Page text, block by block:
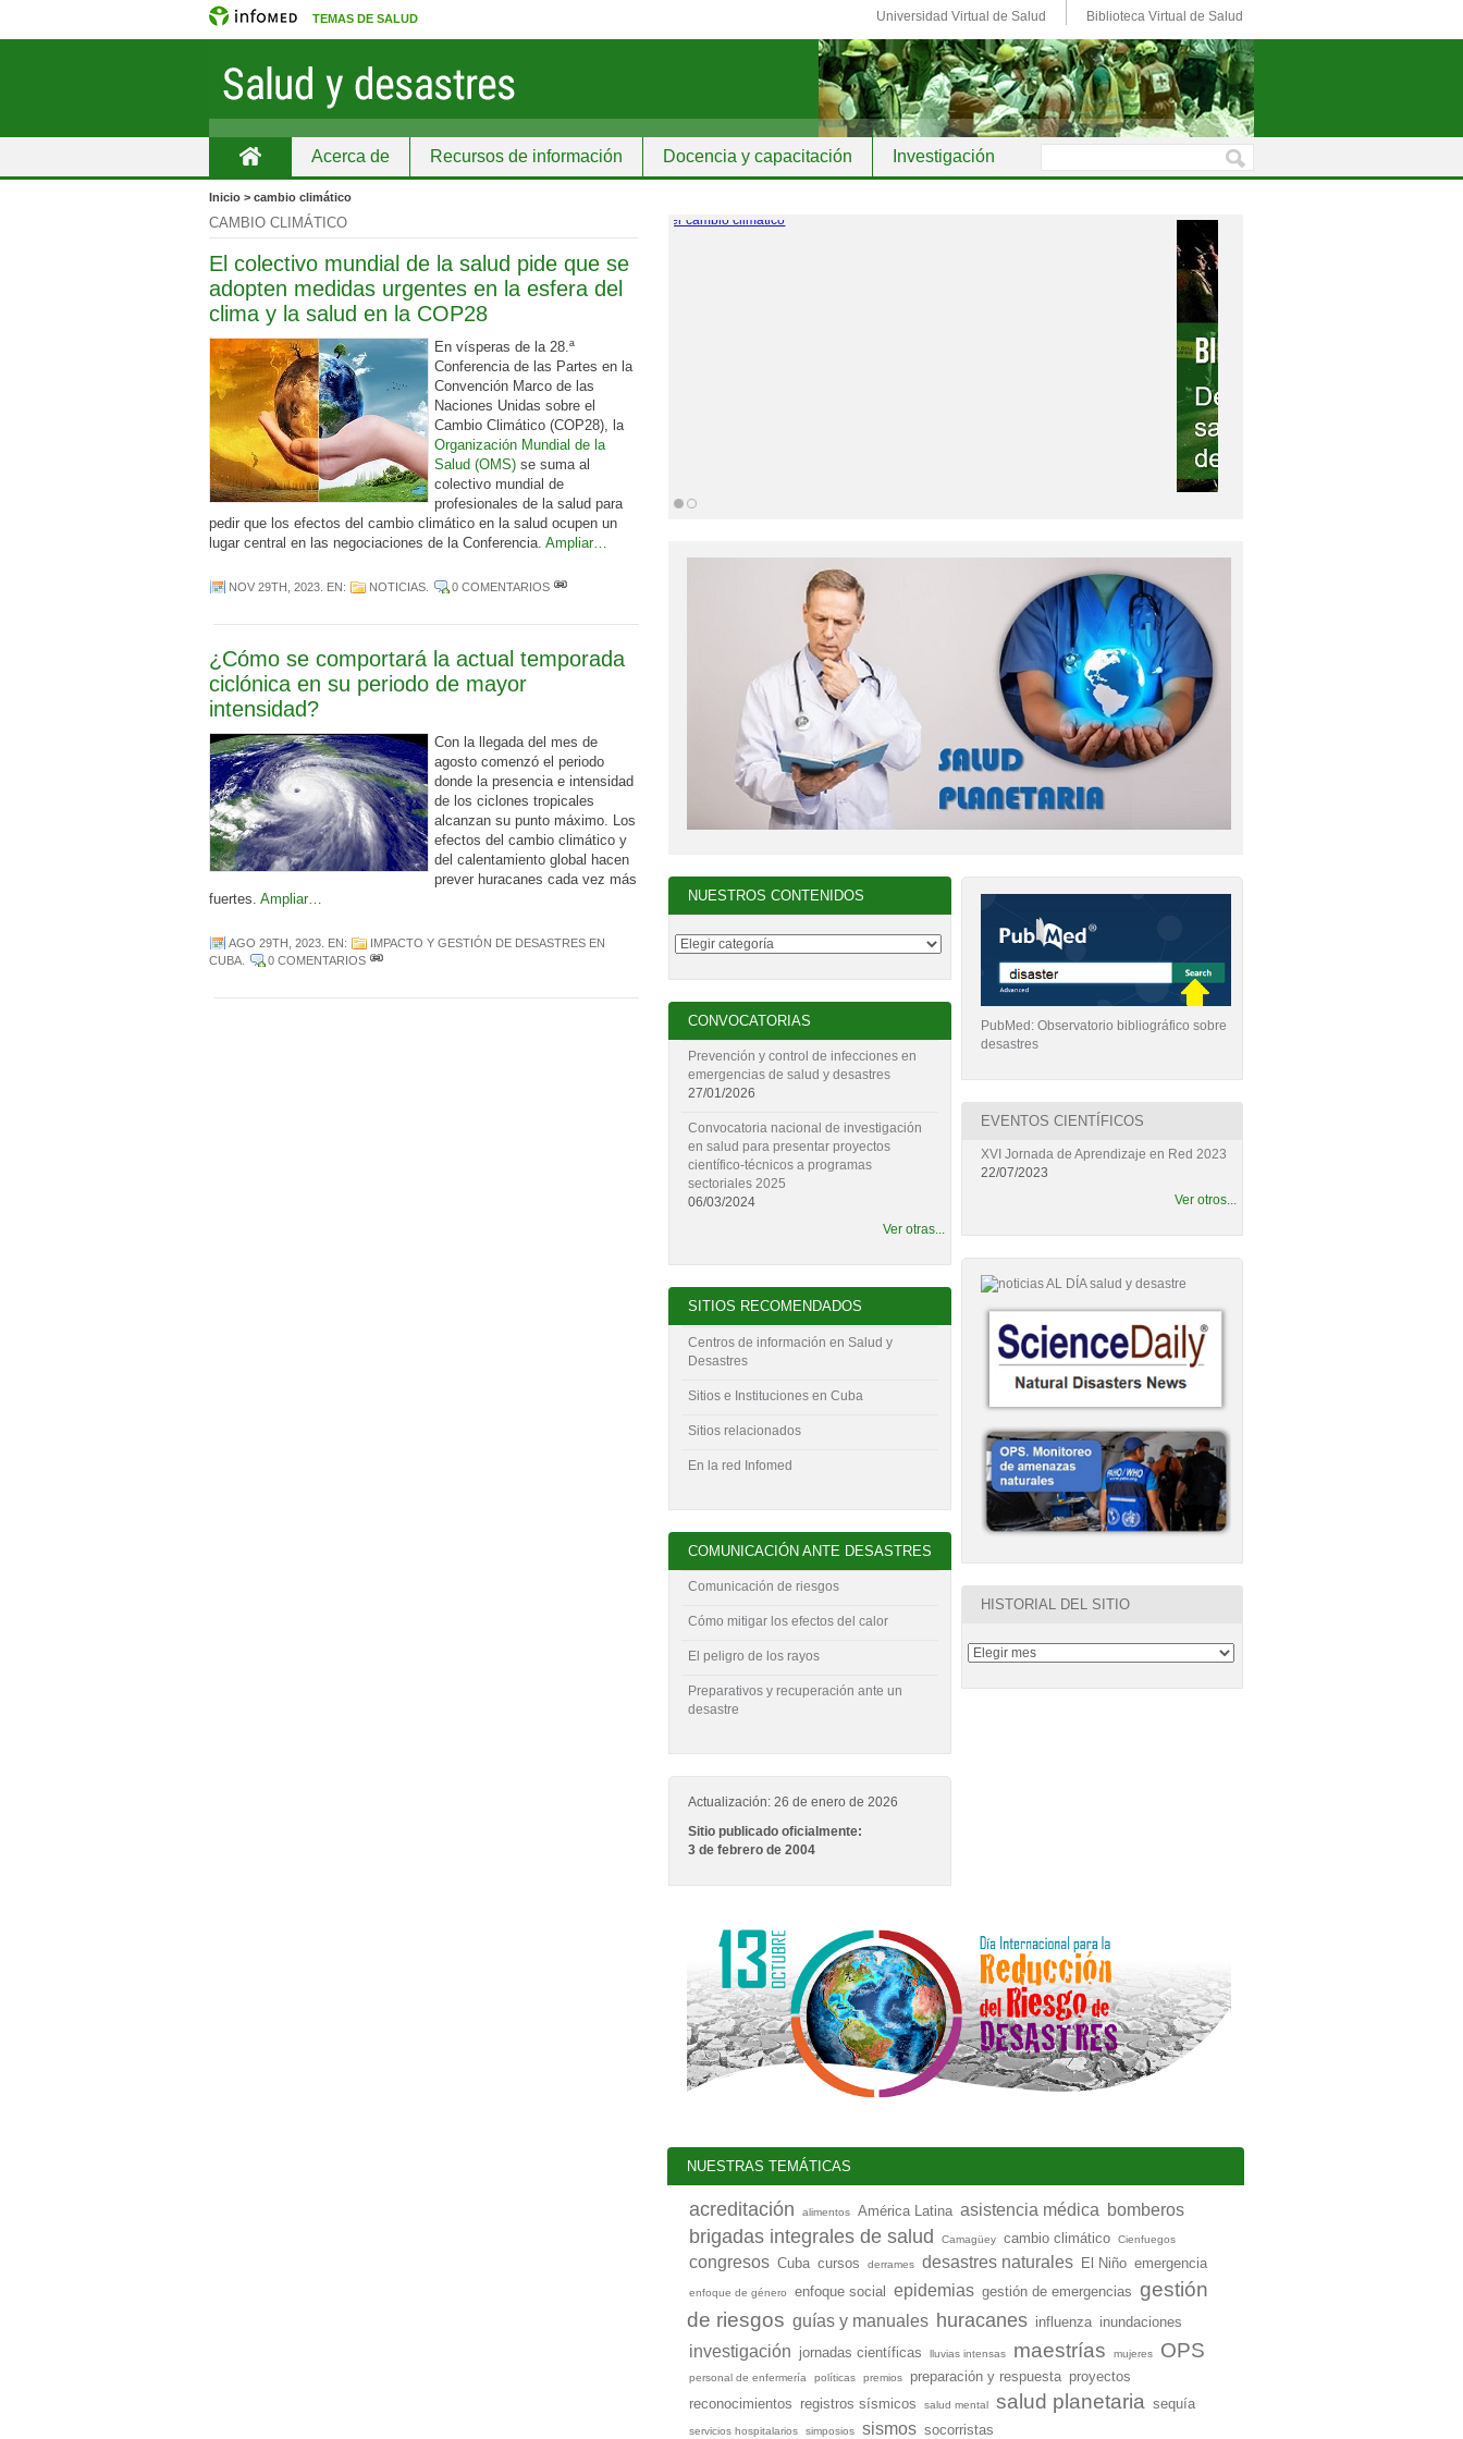
TEMAS DE SALUD Universidad Virtual de Salud Biblioteca Virtual de Salud
Acerca de Recursos de información Docencia y capacitación Investigación
Inicio > cambio climático
CAMBIO CLIMÁTICO
El colectivo mundial de la salud pide que se
adopten medidas urgentes en la esfera del
clima y la salud en la COP28
En vísperas de la 28.ª
Conferencia de las Partes en la
Convención Marco de las
Naciones Unidas sobre el
Cambio Climático (COP28), la
Organización Mundial de la
Salud (OMS) se suma al
colectivo mundial de
profesionales de la salud para
pedir que los efectos del cambio climático en la salud ocupen un
lugar central en las negociaciones de la Conferencia. Ampliar…
NOV 29TH, 2023 . EN: NOTICIAS 0 COMENTARIOS
¿Cómo se comportará la actual temporada
ciclónica en su periodo de mayor
intensidad?
Con la llegada del mes de
agosto comenzó el periodo
donde la presencia e intensidad
de los ciclones tropicales
alcanzan su punto máximo. Los
efectos del cambio climático y
del calentamiento global hacen
prever huracanes cada vez más
fuertes. Ampliar…
AGO 29TH, 2023 . EN:
IMPACTO Y GESTIÓN DE DESASTRES EN
CUBA
0 COMENTARIOS
NUESTROS CONTENIDOS
CONVOCATORIAS
Prevención y control de infecciones en
emergencias de salud y desastres
27/01/2026
Convocatoria nacional de investigación
en salud para presentar proyectos
científico-técnicos a programas
sectoriales 2025
06/03/2024
Ver otras...
SITIOS RECOMENDADOS
Centros de información en Salud y
Desastres
Sitios e Instituciones en Cuba
Sitios relacionados
En la red Infomed
COMUNICACIÓN ANTE DESASTRES
Comunicación de riesgos
Cómo mitigar los efectos del calor
El peligro de los rayos
Preparativos y recuperación ante un
desastre
Actualización: 26 de enero de 2026
Sitio publicado oficialmente:
3 de febrero de 2004
PubMed: Observatorio bibliográfico sobre
desastres
EVENTOS CIENTÍFICOS
XVI Jornada de Aprendizaje en Red 2023
22/07/2023
Ver otros...
HISTORIAL DEL SITIO
NUESTRAS TEMÁTICAS
acreditación alimentos América Latina asistencia médica bomberos
brigadas integrales de salud Camagüey cambio climático Cienfuegos
congresos Cuba cursos derrames desastres naturales El Niño emergencia
enfoque de género enfoque social epidemias gestión de emergencias gestión
de riesgos guías y manuales huracanes influenza inundaciones
investigación jornadas científicas lluvias intensas maestrías mujeres OPS
personal de enfermería políticas premios preparación y respuesta proyectos
reconocimientos registros sísmicos salud mental salud planetaria sequía
servicios hospitalarios simposios sismos socorristas